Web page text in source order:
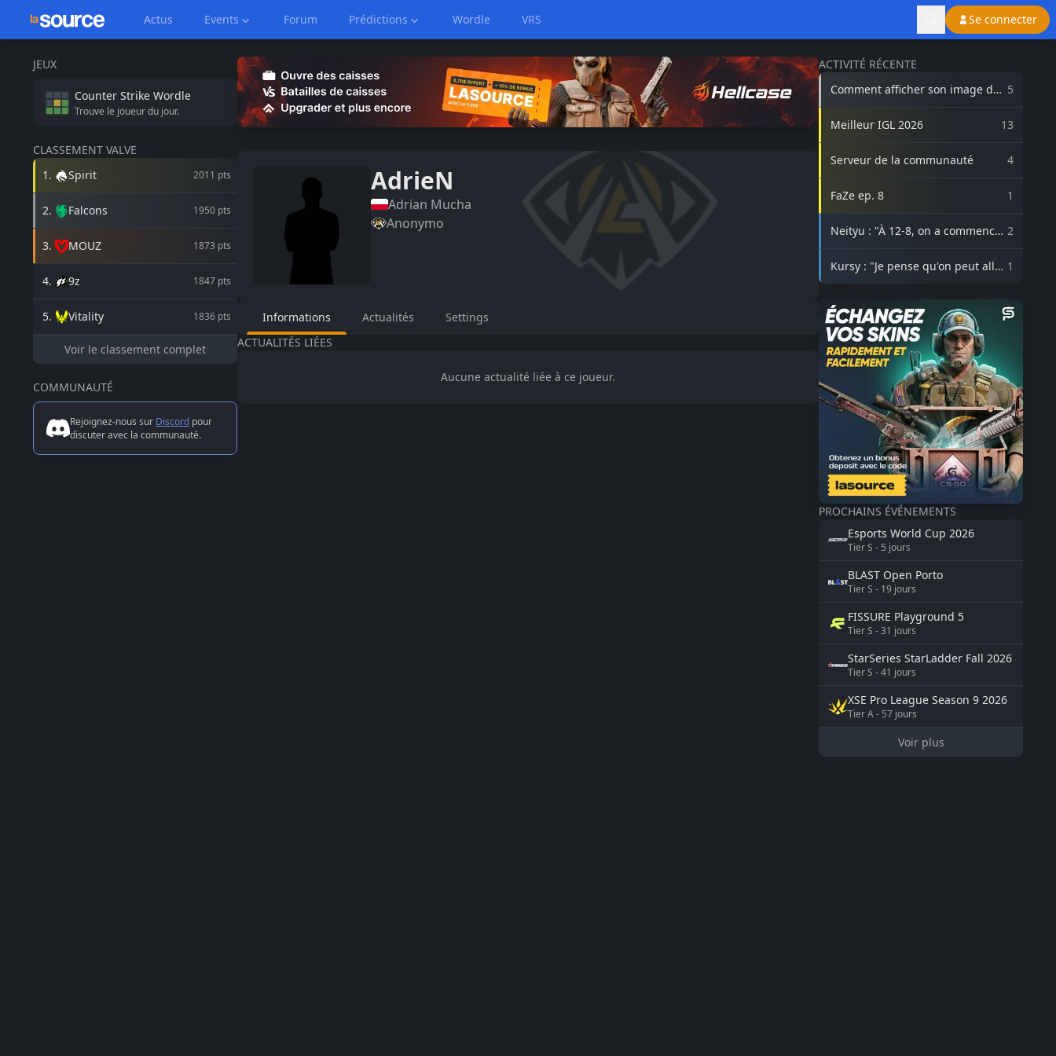
Actus Events Forum Prédictions Wordle VRS Se connecter
JEUX
Counter Strike Wordle
Trouve le joueur du jour.
CLASSEMENT VALVE
1 . Spirit 2011 pts
2. Falcons 1950 pts
3. MOUZ 1873 pts
4. 9z 1847 pts
5. Vitality 1836 pts
Voir le classement complet
COMMUNAUTÉ
Rejoignez-nous sur Discord pour
discuter avec la communauté.
AdrieN
Adrian Mucha
Anonymo
Informations Actualités
Settings
ACTUALITÉS LIÉES
Aucune actualité liée à ce joueur.
ACTIVITÉ RÉCENTE
Comment afficher son image de
5
Meilleur IGL 2026 13
Serveur de la communauté 4
FaZe ep. 8 1
Neityu : "À 12-8, on a commencé 2
Kursy : "Je pense qu'on peut aller 1
PROCHAINS ÉVÉNEMENTS
Esports World Cup 2026
TierS - 5 jours
BLAST Open Porto
TierS - 19 jours
FISSURE Playground 5
TierS -31 jours
StarSeries StarLadder Fall 2026
TierS -41 jours
XSE Pro League Season 9 2026
TierA- 57 jours
Voir plus